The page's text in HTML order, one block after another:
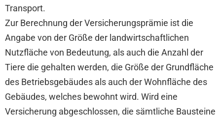
Transport.
Zur Berechnung der Versicherungsprämie ist die
Angabe von der Größe der landwirtschaftlichen
Nutzfläche von Bedeutung, als auch die Anzahl der
Tiere die gehalten werden, die Größe der Grundfläche
des Betriebsgebäudes als auch der Wohnfläche des
Gebäudes, welches bewohnt wird. Wird eine
Versicherung abgeschlossen, die sämtliche Bausteine